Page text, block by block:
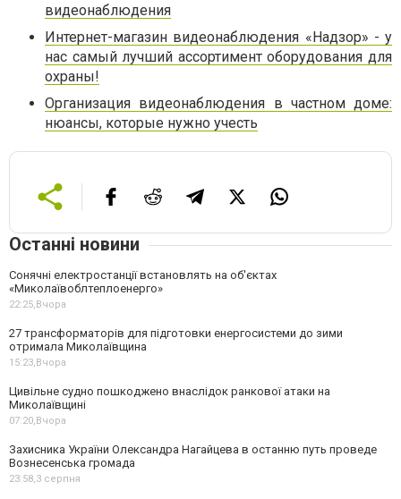
видеонаблюдения
Интернет-магазин видеонаблюдения «Надзор» - у
нас самый лучший ассортимент оборудования для
охраны!
Организация видеонаблюдения в частном доме:
нюансы, которые нужно учесть
Останні новини
Сонячні електростанції встановлять на об'єктах
«Миколаївоблтеплоенерго»
22:25,Вчора
27 трансформаторів для підготовки енергосистеми до зими
отримала Миколаївщина
15:23,Вчора
Цивільне судно пошкоджено внаслідок ранкової атаки на
Миколаївщині
07:20,Вчора
Захисника України Олександра Нагайцева в останню путь проведе
Вознесенська громада
23:58,3 серпня